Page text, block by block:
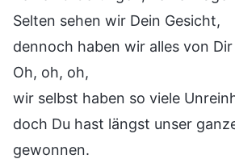
Selten sehen wir Dein Gesicht,
dennoch haben wir alles von
Oh, oh, oh,
wir selbst haben so viele
doch Du hast längst unser
gewonnen.